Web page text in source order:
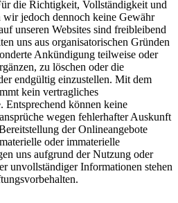
die Richtigkeit, Vollständigkeit und
jedoch dennoch keine Gewähr
unseren Websites sind freibleibend
uns aus organisatorischen Gründen
Ankündigung teilweise oder
zu löschen oder die
endgültig einzustellen. Mit dem
kein vertragliches
Entsprechend können keine
wegen fehlerhafter Auskunft
der Onlineangebote
oder immaterielle
uns aufgrund der Nutzung oder
unvollständiger Informationen stehen